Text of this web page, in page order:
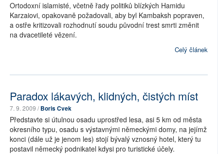
Ortodoxní islamisté, včetně řady politiků blízkých Hamidu
Karzaiovi, opakovaně požadovali, aby byl Kambaksh popraven,
a ostře kritizovali rozhodnutí soudu původní trest smrti změnit
na dvacetileté vězení.
Celý článek
Paradox lákavých, klidných, čistých míst
7. 9. 2009 /Boris Cvek
Představte si útulnou osadu uprostřed lesa, asi 5 km od města
okresního typu, osadu s výstavnými německými domy, na jejímž
konci (dále už je jenom les) stojí bývalý vznosný hotel, který tu
postavil německý podnikatel kdysi pro turistické účely.